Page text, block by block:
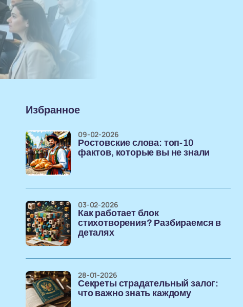
Избранное
Ростовские слова: топ-10
фактов, которые вы не знали
09-02-2026
Как работает блок
стихотворения? Разбираемся в
деталях
03-02-2026
Секреты страдательный залог:
что важно знать каждому
28-01-2026